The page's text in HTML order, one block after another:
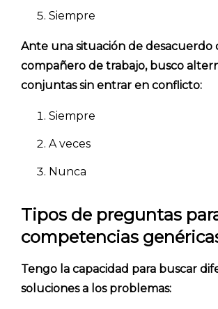
Siempre
Ante una situación de desacuerdo
compañero de trabajo, busco
conjuntas sin entrar en conflicto:
Siempre
A veces
Nunca
Tipos de preguntas
competencias
Tengo la capacidad para buscar
soluciones a los problemas: